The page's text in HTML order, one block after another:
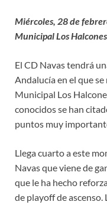
Miércoles, 28 de
Municipal Los
El CD Navas tendrá
Andalucía en el que
Municipal Los
conocidos se han
puntos muy
Llega cuarto a este
Navas que viene de
que le ha hecho
de playoff de